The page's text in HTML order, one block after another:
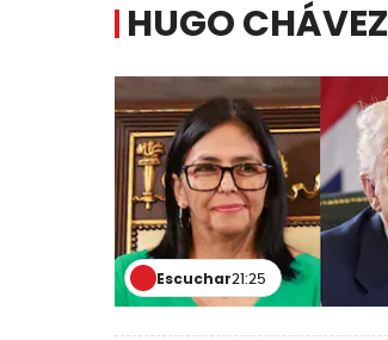
HUGO CHÁVEZ
Escuchar21:25